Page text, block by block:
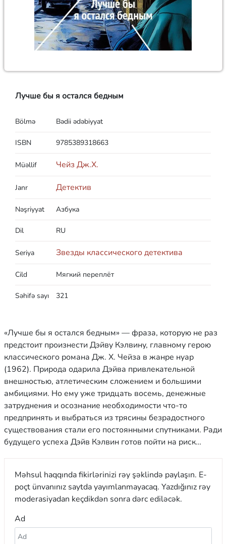
Лучше бы я остался бедным
Bölmə Bədii ədəbiyyat
ISBN 9785389318663
Müəllif Чейз Дж.Х.
Janr Детектив
Nəşriyyat Азбука
Dil RU
Seriya Звезды классического детектива
Cild Мягкий переплёт
Səhifə sayı 321
«Лучше бы я остался бедным» — фраза, которую не раз
предстоит произнести Дэйву Кэлвину, главному герою
классического романа Дж. Х. Чейза в жанре нуар
(1962). Природа одарила Дэйва привлекательной
внешностью, атлетическим сложением и большими
амбициями. Но ему уже тридцать восемь, денежные
затруднения и осознание необходимости что-то
предпринять и выбраться из трясины безрадостного
существования стали его постоянными спутниками. Ради
будущего успеха Дэйв Кэлвин готов пойти на риск…
Məhsul haqqında fikirlərinizi rəy şəklində paylaşın. E-
poçt ünvanınız saytda yayımlanmayacaq. Yazdığınız rəy
moderasiyadan keçdikdən sonra dərc ediləcək.
Ad